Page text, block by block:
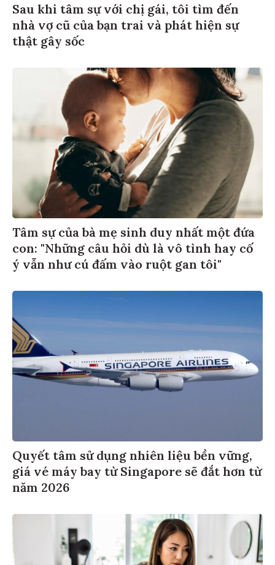
Sau khi tâm sự với chị gái, tôi tìm đến
nhà vợ cũ của bạn trai và phát hiện sự
thật gây sốc
Tâm sự của bà mẹ sinh duy nhất một đứa
con: "Những câu hỏi dù là vô tình hay cố
ý vẫn như cú đấm vào ruột gan tôi"
Quyết tâm sử dụng nhiên liệu bền vững,
giá vé máy bay từ Singapore sẽ đắt hơn từ
năm 2026